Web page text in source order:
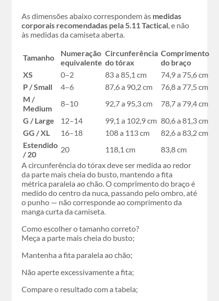
As dimensões abaixo correspondem às medidas
corporais recomendadas pela 5.11 Tactical, e não
às medidas da camiseta aberta.
Tamanho
Numeração
equivalente
Circunferência
do tórax
Comprimento
do braço
XS
0–2 83 a 85,1 cm
74,9 a 75,6 cm
P / Small
4–6 87,6 a 90,2 cm
76,8 a 77,5 cm
M /
Medium
8–10 92,7 a 95,3 cm
78,7 a 79,4 cm
G / Large
12–14 99,1 a 102,9 cm 80,6 a 81,3 cm
GG / XL
16–18 108 a 113 cm
82,6 a 83,2 cm
Estendido
/ 20
20 118,1 cm
83,8 cm
A circunferência do tórax deve ser medida ao redor
da parte mais cheia do busto, mantendo a fita
métrica paralela ao chão. O comprimento do braço é
medido do centro da nuca, passando pelo ombro, até
o punho — não corresponde ao comprimento da
manga curta da camiseta.
Como escolher o tamanho correto?
Meça a parte mais cheia do busto;
Mantenha a fita paralela ao chão;
Não aperte excessivamente a fita;
Compare o resultado com a tabela;